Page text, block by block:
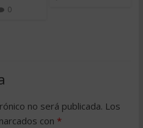
0
no será publicada. Los
con *